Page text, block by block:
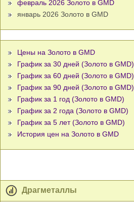
февраль 2026 Золото в GMD
январь 2026 Золото в GMD
Цены на Золото в GMD
График за 30 дней (Золото в GMD)
График за 60 дней (Золото в GMD)
График за 90 дней (Золото в GMD)
График за 1 год (Золото в GMD)
График за 2 года (Золото в GMD)
График за 5 лет (Золото в GMD)
История цен на Золото в GMD
Драгметаллы